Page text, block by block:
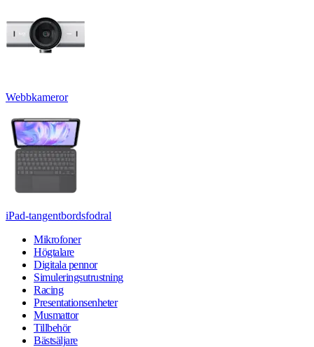
Webbkameror
iPad-tangentbordsfodral
Mikrofoner
Högtalare
Digitala pennor
Simuleringsutrustning
Racing
Presentationsenheter
Musmattor
Tillbehör
Bästsäljare